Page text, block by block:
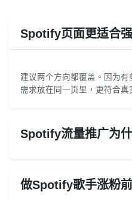
Spotify页面更适合
建议两个方向都覆盖。因为
需求放在同一页里，更符合
Spotify流量推广为
做Spotify歌手涨粉